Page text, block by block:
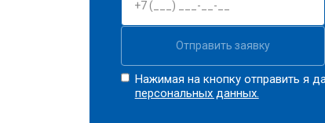
Отправить заявку
Нажимая на кнопку отправить я
персональных данных.